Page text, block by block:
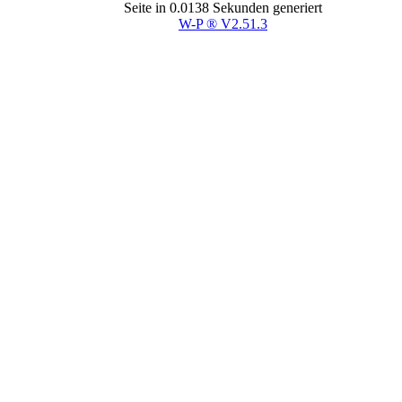
Seite in 0.0138 Sekunden generiert
W-P ® V2.51.3